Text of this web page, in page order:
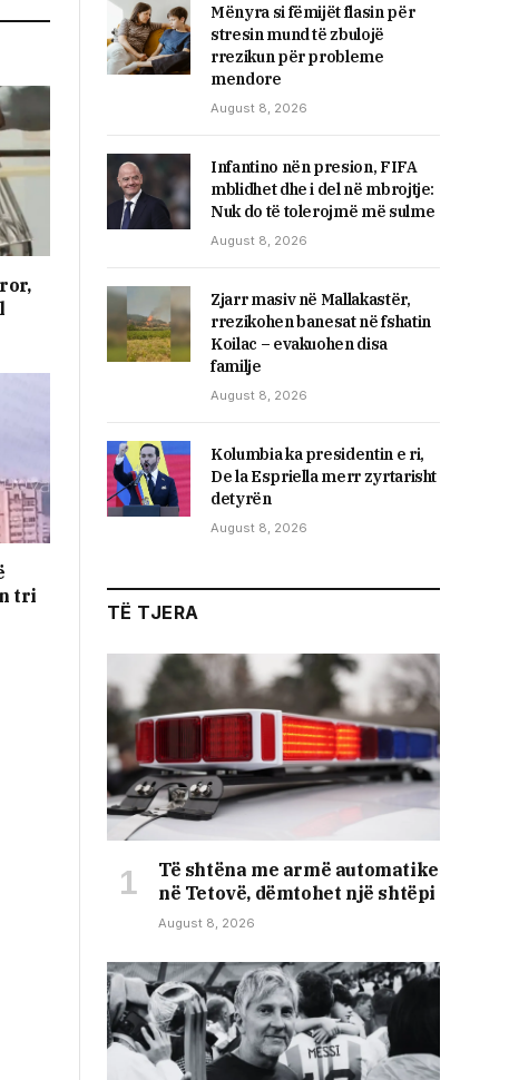
tri
Mënyra si fëmijët flasin për
stresin mund të zbulojë
rrezikun për probleme
mendore
August 8, 2026
Infantino nën presion, FIFA
mblidhet dhe i del në mbrojtje:
Nuk do të tolerojmë më sulme
August 8, 2026
Zjarr masiv në Mallakastër,
rrezikohen banesat në fshatin
Koilac – evakuohen disa
familje
August 8, 2026
Kolumbia ka presidentin e ri,
De la Espriella merr zyrtarisht
detyrën
August 8, 2026
TË TJERA
Të shtëna me armë automatike
në Tetovë, dëmtohet një shtëpi
August 8, 2026